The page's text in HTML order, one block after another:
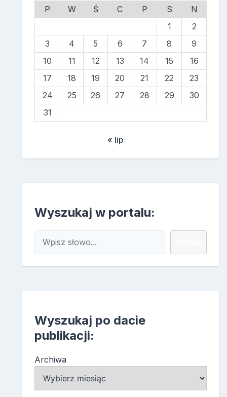
P
W Ś C P S
N
1
2
3
4 5 6 7 8
9
10
11 12 13 14 15
16
17
18 19 20 21 22
23
24
25 26 27 28 29
30
31
« lip
Wyszukaj w portalu:
Wyszukaj po dacie
publikacji:
Archiwa